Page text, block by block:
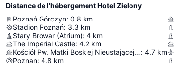
Distance de l’hébergement Hotel Zielony
Poznań Górczyn: 0.8 km
Stadion Poznań: 3.3 km
Stary Browar (Atrium): 4 km
The Imperial Castle: 4.2 km
Kościół Pw. Matki Boskiej Nieustającej Pomocy I Św. Marii Magdaleny: 4.7 km
Poznan: 4.8 km